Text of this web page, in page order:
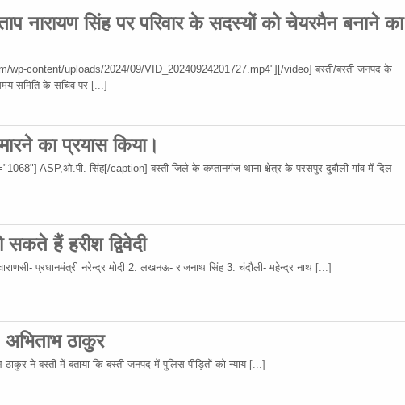
नारायण सिंह पर परिवार के सदस्यों को चेयरमैन बनाने का
content/uploads/2024/09/VID_20240924201727.mp4"][/video] बस्ती/बस्ती जनपद के
समिति के सचिव पर [...]
का प्रयास किया।
ASP,ओ.पी. सिंह[/caption] बस्ती जिले के कप्तानगंज थाना क्षेत्र के परसपुर दुबौली गांव में दिल
सकते हैं हरीश द्विवेदी
प्रधानमंत्री नरेन्द्र मोदी 2. लखनऊ- राजनाथ सिंह 3. चंदौली- महेन्द्र नाथ [...]
अभिताभ ठाकुर
ने बस्ती में बताया कि बस्ती जनपद में पुलिस पीड़ितों को न्याय [...]